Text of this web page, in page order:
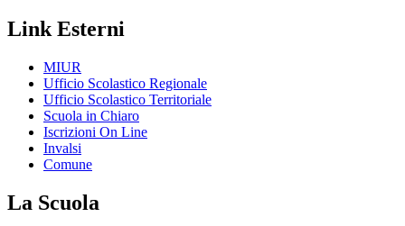
Link Esterni
MIUR
Ufficio Scolastico Regionale
Ufficio Scolastico Territoriale
Scuola in Chiaro
Iscrizioni On Line
Invalsi
Comune
La Scuola